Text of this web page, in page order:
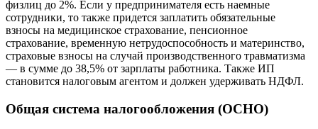
физлиц до 2%. Если у предпринимателя есть наемные
сотрудники, то также придется заплатить обязательные
взносы на медицинское страхование, пенсионное
страхование, временную нетрудоспособность и материнство,
страховые взносы на случай производственного травматизма
— в сумме до 38,5% от зарплаты работника. Также ИП
становится налоговым агентом и должен удерживать НДФЛ.
Общая система налогообложения (ОСНО)